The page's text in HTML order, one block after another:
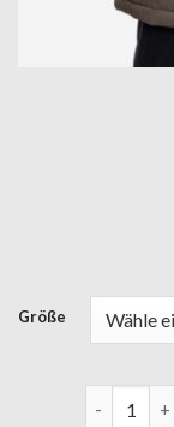
Größe